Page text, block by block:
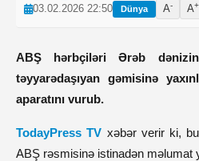
03.02.2026 22:50 Dünya A- A+
ABŞ hərbçiləri Ərəb
təyyarədaşıyan gəmisinə
aparatını vurub.
TodayPress TV xəbər verir ki,
ABŞ rəsmisinə istinadən məlumat